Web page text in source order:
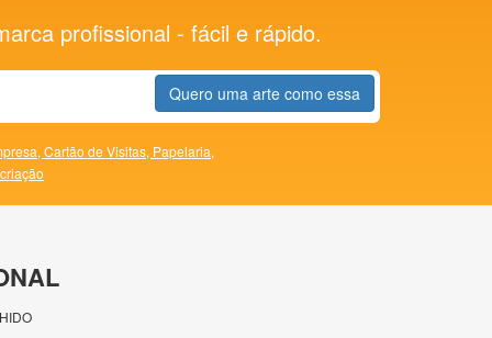
profissional - fácil e rápido.
Quero uma arte como essa
Cartão de Visitas, Papelaria,